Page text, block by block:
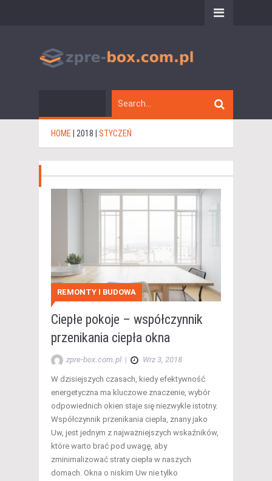
HOME 2018 STYCZEŃ
REMONTY I BUDOWA
Ciepłe pokoje – współczynnik
przenikania ciepła okna
zpre-box.com.pl | Wrz 3, 2018
W dzisiejszych czasach, kiedy efektywność
energetyczna ma kluczowe znaczenie, wybór
odpowiednich okien staje się niezwykle istotny.
Współczynnik przenikania ciepła, znany jako
Uw, jest jednym z najważniejszych wskaźników,
które warto brać pod uwagę, aby
zminimalizować straty ciepła w naszych
domach. Okna o niskim Uw nie tylko